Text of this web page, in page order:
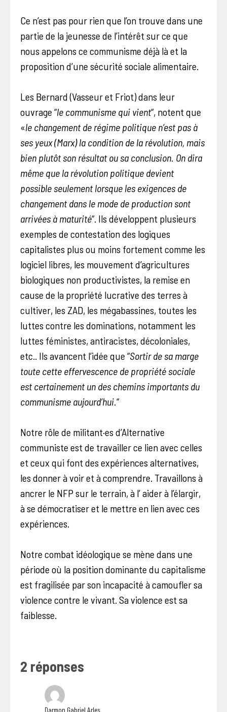
Ce n’est pas pour rien que l’on trouve dans une
partie de la jeunesse de l’intérêt sur ce que
nous appelons ce communisme déjà là et la
proposition d’une sécurité sociale alimentaire.
Les Bernard (Vasseur et Friot) dans leur
ouvrage “le communisme qui vient“, notent que
«le changement de régime politique n’est pas à
ses yeux (Marx) la condition de la révolution, mais
bien plutôt son résultat ou sa conclusion. On dira
même que la révolution politique devient
possible seulement lorsque les exigences de
changement dans le mode de production sont
arrivées à maturité“. Ils développent plusieurs
exemples de contestation des logiques
capitalistes plus ou moins fortement comme les
logiciel libres, les mouvement d’agricultures
biologiques non productivistes, la remise en
cause de la propriété lucrative des terres à
cultiver, les ZAD, les mégabassines, toutes les
luttes contre les dominations, notamment les
luttes féministes, antiracistes, décoloniales,
etc.. Ils avancent l’idée que “Sortir de sa marge
toute cette effervescence de propriété sociale
est certainement un des chemins importants du
communisme aujourd’hui.“
Notre rôle de militant·es d’Alternative
communiste est de travailler ce lien avec celles
et ceux qui font des expériences alternatives,
les donner à voir et à comprendre. Travaillons à
ancrer le NFP sur le terrain, à l’ aider à l’élargir,
à se démocratiser et le mettre en lien avec ces
expériences.
Notre combat idéologique se mène dans une
période où la position dominante du capitalisme
est fragilisée par son incapacité à camoufler sa
violence contre le vivant. Sa violence est sa
faiblesse.
2 réponses
Darmon Gabriel Arles